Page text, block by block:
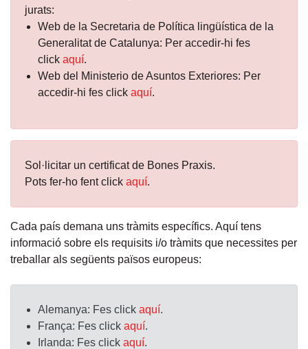
jurats:
Web de la Secretaria de Política lingüística de la
Generalitat de Catalunya: Per accedir-hi fes
clickaquí.
Web del Ministerio de Asuntos Exteriores: Per
accedir-hi fes clickaquí.
Sol·licitar un certificat de Bones Praxis.
Pots fer-ho fent click aquí.
Cada país demana uns tràmits específics. Aquí tens
informació sobre els requisits i/o tràmits que necessites per
treballar als següents països europeus:
Alemanya: Fes clickaquí.
França: Fes clickaquí.
Irlanda: Fes clickaquí.